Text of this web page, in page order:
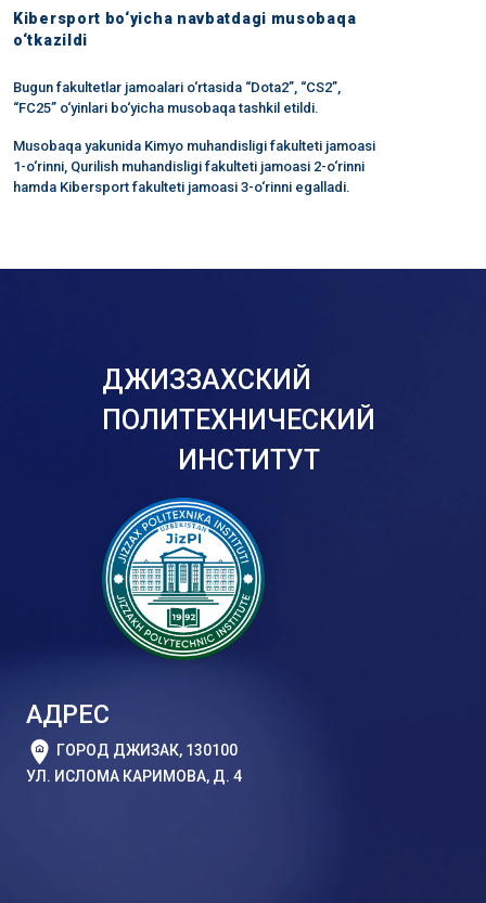
Kibersport bo‘yicha navbatdagi musobaqa
o‘tkazildi
Bugun fakultetlar jamoalari o‘rtasida “Dota2”, “CS2”,
“FC25” o‘yinlari bo‘yicha musobaqa tashkil etildi.
Musobaqa yakunida Kimyo muhandisligi fakulteti jamoasi
1-o‘rinni, Qurilish muhandisligi fakulteti jamoasi 2-o‘rinni
hamda Kibersport fakulteti jamoasi 3-o‘rinni egalladi.
ДЖИЗЗАХСКИЙ
ПОЛИТЕХНИЧЕСКИЙ
ИНСТИТУТ
АДРЕС
ГОРОД ДЖИЗАК, 130100
УЛ. ИСЛОМА КАРИМОВА, Д. 4